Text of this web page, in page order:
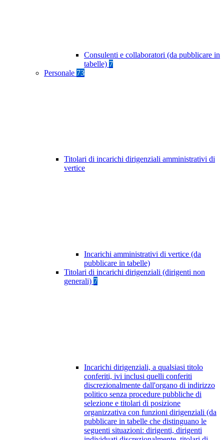
Consulenti e collaboratori (da pubblicare in
tabelle) 7
Personale 73
Titolari di incarichi dirigenziali amministrativi di
vertice
Incarichi amministrativi di vertice (da
pubblicare in tabelle)
Titolari di incarichi dirigenziali (dirigenti non
generali) 7
Incarichi dirigenziali, a qualsiasi titolo
conferiti, ivi inclusi quelli conferiti
discrezionalmente dall'organo di indirizzo
politico senza procedure pubbliche di
selezione e titolari di posizione
organizzativa con funzioni dirigenziali (da
pubblicare in tabelle che distinguano le
seguenti situazioni: dirigenti, dirigenti